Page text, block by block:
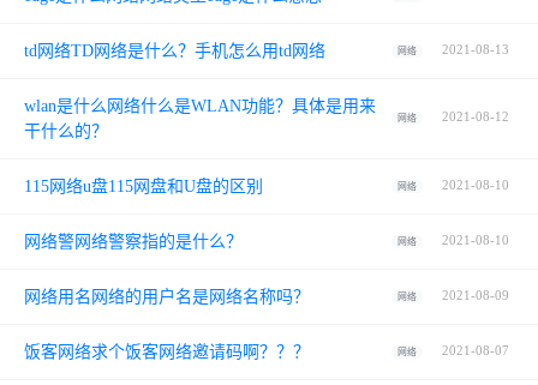
td网络TD网络是什么？手机怎么用td网络 网络 2021-08-13
wlan是什么网络什么是WLAN功能？具体是用来
干什么的？
网络 2021-08-12
115网络u盘115网盘和U盘的区别 网络 2021-08-10
网络警网络警察指的是什么？ 网络 2021-08-10
网络用名网络的用户名是网络名称吗？ 网络 2021-08-09
饭客网络求个饭客网络邀请码啊？？？ 网络 2021-08-07